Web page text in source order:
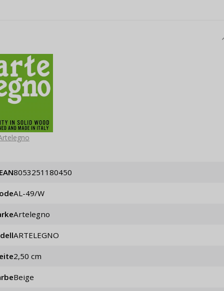
EAN 8053251180450
AL-49/W
Artelegno
ARTELEGNO
2,50 cm
Beige